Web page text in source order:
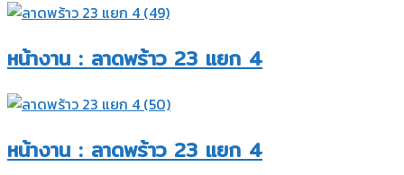
หน้างาน : ลาดพร้าว 23 แยก 4​
หน้างาน : ลาดพร้าว 23 แยก 4​